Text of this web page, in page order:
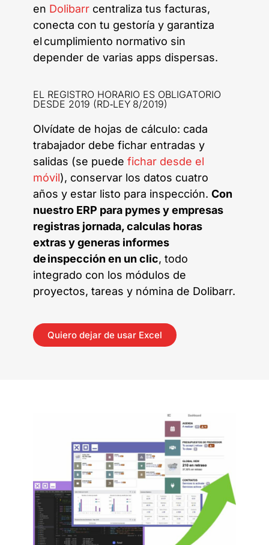
en Dolibarr centraliza tus facturas,
conecta con tu gestoría y garantiza
el cumplimiento normativo sin
depender de varias apps dispersas.
EL REGISTRO HORARIO ES OBLIGATORIO
DESDE 2019 (RD‑LEY 8/2019)
Olvídate de hojas de cálculo: cada
trabajador debe fichar entradas y
salidas (se puede fichar desde el
móvil), conservar los datos cuatro
años y estar listo para inspección. Con
nuestro ERP para pymes y empresas
registras jornada, calculas horas
extras y generas informes
de inspección en un clic, todo
integrado con los módulos de
proyectos, tareas y nómina de Dolibarr.
Quiero dejar de usar Excel